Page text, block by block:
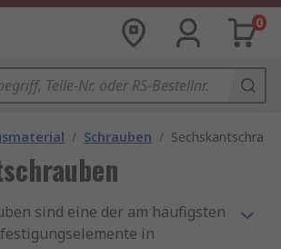
0
/ Schrauben /
sind eine der am häufigsten
in